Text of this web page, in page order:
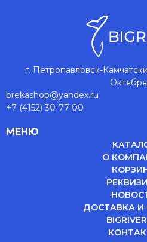
г. Петропавловск-
brekashop@yandex.ru
+7 (4152) 30-77-00
МЕНЮ
О
ДОСТАВКА И